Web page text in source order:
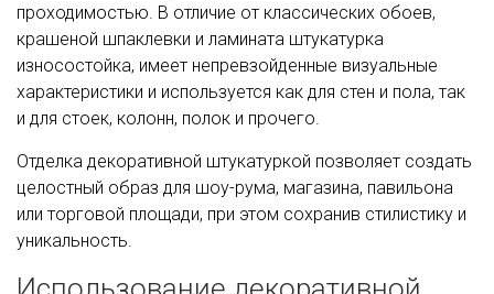
проходимостью. В отличие от классических обоев,
крашеной шпаклевки и ламината штукатурка
износостойка, имеет непревзойденные визуальные
характеристики и используется как для стен и пола, так
и для стоек, колонн, полок и прочего.
Отделка декоративной штукатуркой позволяет создать
целостный образ для шоу-рума, магазина, павильона
или торговой площади, при этом сохранив стилистику и
уникальность.